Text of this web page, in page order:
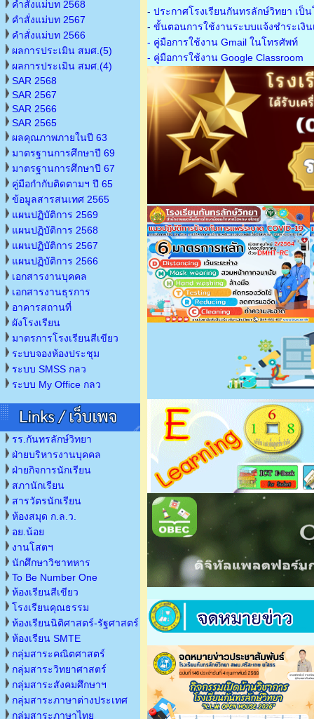
คำสั่งแม่บท 2568
คำสั่งแม่บท 2567
คำสั่งแม่บท 2566
ผลการประเมิน สมศ.(5)
ผลการประเมิน สมศ.(4)
SAR 2568
SAR 2567
SAR 2566
SAR 2565
ผลคุณภาพภายในปี 63
มาตรฐานการศึกษาปี 69
มาตรฐานการศึกษาปี 67
คู่มือกำกับติดตามฯ ปี 65
ข้อมูลสารสนเทศ 2565
แผนปฏิบัติการ 2569
แผนปฏิบัติการ 2568
แผนปฏิบัติการ 2567
แผนปฏิบัติการ 2566
เอกสารงานบุคคล
เอกสารงานธุรการ
อาคารสถานที่
ผังโรงเรียน
มาตรการโรงเรียนสีเขียว
ระบบจองห้องประชุม
ระบบ SMSS กลว
ระบบ My Office กลว
รร.กันทรลักษ์วิทยา
ฝ่ายบริหารงานบุคคล
ฝ่ายกิจการนักเรียน
สภานักเรียน
สารวัตรนักเรียน
ห้องสมุด ก.ล.ว.
อย.น้อย
งานโสตฯ
นักศึกษาวิชาทหาร
To Be Number One
ห้องเรียนสีเขียว
โรงเรียนคุณธรรม
ห้องเรียนนิติศาสตร์-รัฐศาสตร์
ห้องเรียน SMTE
กลุ่มสาระคณิตศาสตร์
กลุ่มสาระวิทยาศาสตร์
กลุ่มสาระสังคมศึกษาฯ
กลุ่มสาระภาษาต่างประเทศ
กลุ่มสาระภาษาไทย
- ประกาศโรงเรียนกันทรลักษ์วิทยา เป็
- ขั้นตอนการใช้งานระบบแจ้งชำระเงิน
- คู่มือการใช้งาน Gmail ในโทรศัพท์
- คู่มือการใช้งาน Google Classroom